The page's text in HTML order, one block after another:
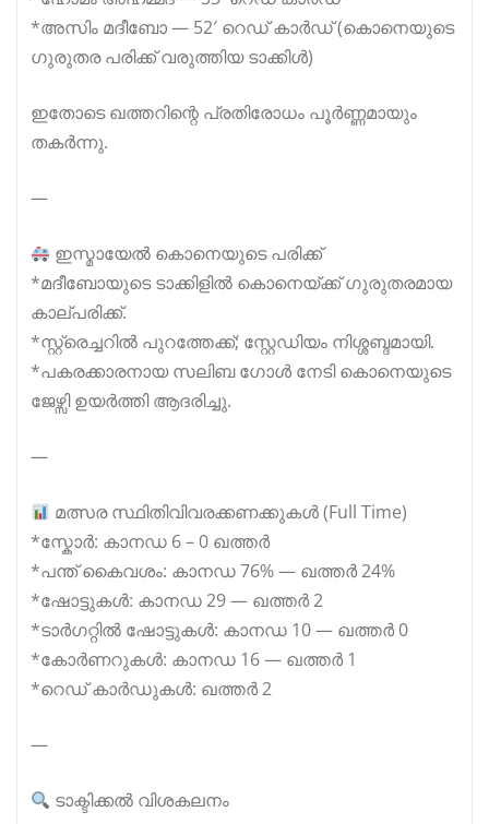
*അസിം മദീബോ — 52′ റെഡ് കാർഡ് (കൊനെയുടെ
ഗുരുതര പരിക്ക് വരുത്തിയ ടാക്കിള്‍)
ഇതോടെ ഖത്തറിന്റെ പ്രതിരോധം പൂർണ്ണമായും
തകർന്നു.
—
ഇസ്മായേൽ കൊനെയുടെ പരിക്ക്
*മദീബോയുടെ ടാക്കിളിൽ കൊനെയ്ക്ക് ഗുരുതരമായ
കാല്പരിക്ക്.
*സ്റ്റ്രെച്ചറിൽ പുറത്തേക്ക്; സ്റ്റേഡിയം നിശ്ശബ്ദമായി.
*പകരക്കാരനായ സലിബ ഗോൾ നേടി കൊനെയുടെ
ജേഴ്സി ഉയർത്തി ആദരിച്ചു.
—
മത്സര സ്ഥിതിവിവരക്കണക്കുകൾ (Full Time)
*സ്കോർ: കാനഡ 6 – 0 ഖത്തർ
*പന്ത് കൈവശം: കാനഡ 76% — ഖത്തർ 24%
*ഷോട്ടുകൾ: കാനഡ 29 — ഖത്തർ 2
*ടാർഗറ്റിൽ ഷോട്ടുകൾ: കാനഡ 10 — ഖത്തർ 0
*കോർണറുകൾ: കാനഡ 16 — ഖത്തർ 1
*റെഡ് കാർഡുകൾ: ഖത്തർ 2
—
ടാക്ടിക്കൽ വിശകലനം